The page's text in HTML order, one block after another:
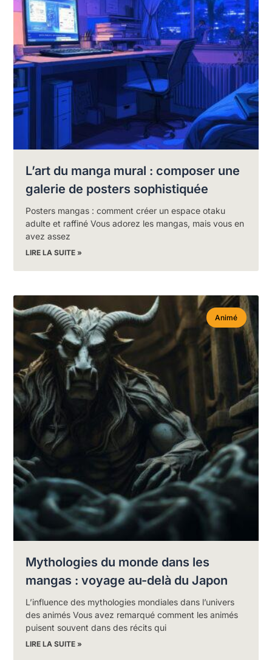
L’art du manga mural : composer une
galerie de posters sophistiquée
Posters mangas : comment créer un espace otaku
adulte et raffiné Vous adorez les mangas, mais vous en
avez assez
LIRE LA SUITE »
Animé
Mythologies du monde dans les
mangas : voyage au-delà du Japon
L’influence des mythologies mondiales dans l’univers
des animés Vous avez remarqué comment les animés
puisent souvent dans des récits qui
LIRE LA SUITE »